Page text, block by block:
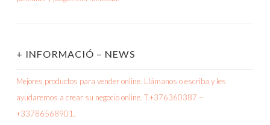
+ INFORMACIÓ – NEWS
Mejores productos para vender online. Llámanos o escriba y les
ayudaremos a crear su negocio online. T.+376360387 –
+33786568901.